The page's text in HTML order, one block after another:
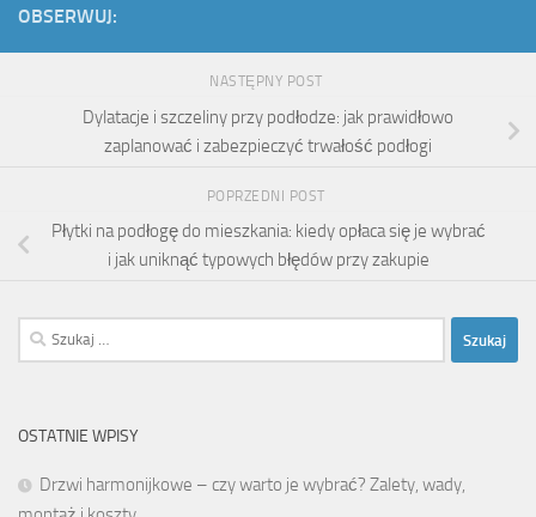
OBSERWUJ:
NASTĘPNY POST
Dylatacje i szczeliny przy podłodze: jak prawidłowo
zaplanować i zabezpieczyć trwałość podłogi
POPRZEDNI POST
Płytki na podłogę do mieszkania: kiedy opłaca się je wybrać
i jak uniknąć typowych błędów przy zakupie
Szukaj:
OSTATNIE WPISY
Drzwi harmonijkowe – czy warto je wybrać? Zalety, wady,